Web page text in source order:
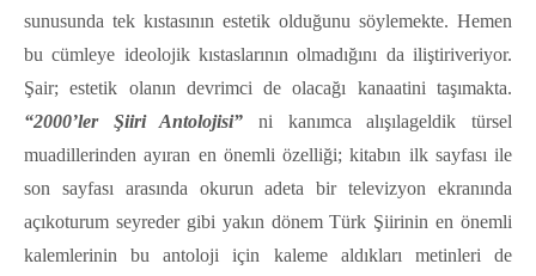
sunusunda tek kıstasının estetik olduğunu söylemekte. Hemen
bu cümleye ideolojik kıstaslarının olmadığını da iliştiriveriyor.
Şair; estetik olanın devrimci de olacağı kanaatini taşımakta.
“2000’ler Şiiri Antolojisi” ni kanımca alışılageldik türsel
muadillerinden ayıran en önemli özelliği; kitabın ilk sayfası ile
son sayfası arasında okurun adeta bir televizyon ekranında
açıkoturum seyreder gibi yakın dönem Türk Şiirinin en önemli
kalemlerinin bu antoloji için kaleme aldıkları metinleri de